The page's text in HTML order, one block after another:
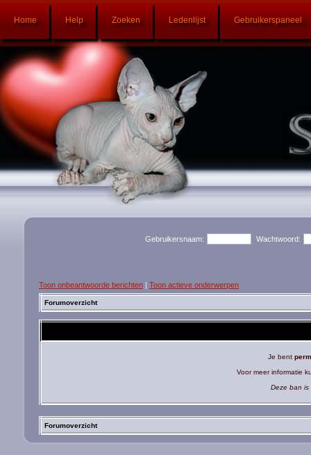
Home Help Zoeken Ledenlijst Gebruikerspaneel
Gebruikersnaam: Wachtwoord:
Toon onbeantwoorde berichten | Toon actieve onderwerpen
Forumoverzicht
Je bent
Voor meer informatie
Deze ban is
Forumoverzicht